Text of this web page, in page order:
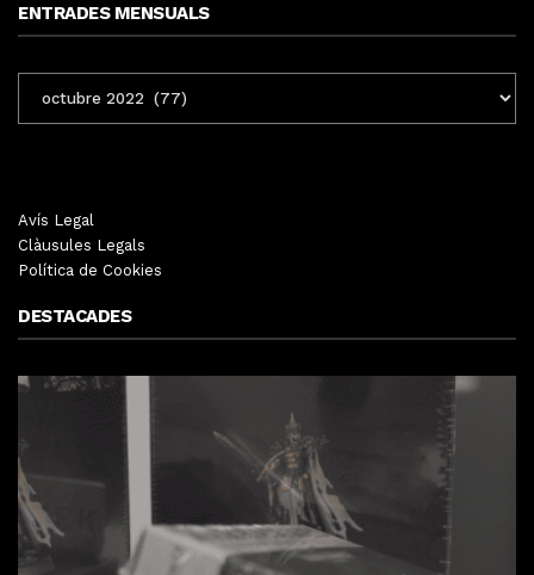
ENTRADES MENSUALS
MENSUALS
Avís Legal
Clàusules Legals
Política de Cookies
DESTACADES